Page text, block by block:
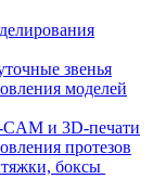
звенья
моделей
и 3D-печати
протезов
боксы